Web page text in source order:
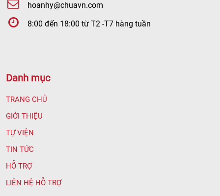
hoanhy@chuavn.com
8:00 đến 18:00 từ T2 -T7 hàng tuần
Danh mục
TRANG CHỦ
GIỚI THIỆU
TỰ VIỆN
TIN TỨC
HỖ TRỢ
LIÊN HỆ HỖ TRỢ